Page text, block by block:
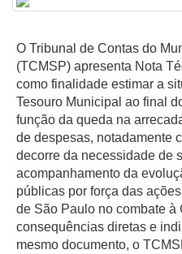
O Tribunal de Contas do
(TCMSP) apresenta Nota
como finalidade estimar a
Tesouro Municipal ao final
função da queda na
de despesas, notadamente
decorre da necessidade de
acompanhamento da
públicas por força das
de São Paulo no combate à
consequências diretas e
mesmo documento, o